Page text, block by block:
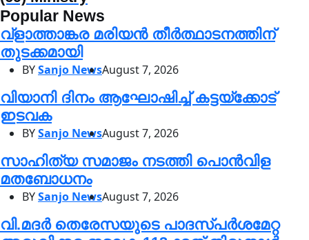
Popular News
വ്ളാത്താങ്കര മരിയൻ തീർത്ഥാടനത്തിന്
തുടക്കമായി
BYSanjo NewsAugust 7, 2026
വിയാനി ദിനം ആഘോഷിച്ച് കട്ടയ്ക്കോട്
ഇടവക
BYSanjo NewsAugust 7, 2026
സാഹിത്യ സമാജം നടത്തി പൊൻവിള
മതബോധനം
BYSanjo NewsAugust 7, 2026
വി.മദർ തെരേസയുടെ പാദസ്പർശമേറ്റ